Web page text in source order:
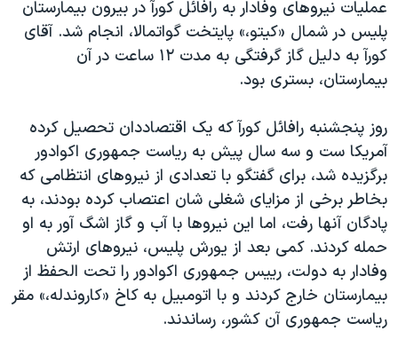
نرگس محمدی برنده جایزه نوبل صلح
همایش محافظه‌کاران آمریکا «سی‌پک»
سفر پرزیدنت ترامپ به چین
عمليات نيروهای وفادار به رافائل کورآ در بيرون بيمارستان
پليس در شمال «کيتو،» پايتخت گواتمالا، انجام شد. آقای
کورآ به دليل گاز گرفتگی به مدت ۱۲ ساعت در آن
بيمارستان، بستری بود.
روز پنجشنبه رافائل کورآ که يک اقتصاددان تحصيل کرده
آمريکا ست و سه سال پيش به رياست جمهوری اکوادور
برگزيده شد، برای گفتگو با تعدادی از نيروهای انتظامی که
بخاطر برخی از مزايای شغلی شان اعتصاب کرده بودند، به
پادگان آنها رفت، اما اين نيروها با آب و گاز اشگ آور به او
حمله کردند. کمی بعد از يورش پليس، نيروهای ارتش
وفادار به دولت، رييس جمهوری اکوادور را تحت الحفظ از
بيمارستان خارج کردند و با اتومبيل به کاخ «کاروندله،» مقر
رياست جمهوری آن کشور، رساندند.